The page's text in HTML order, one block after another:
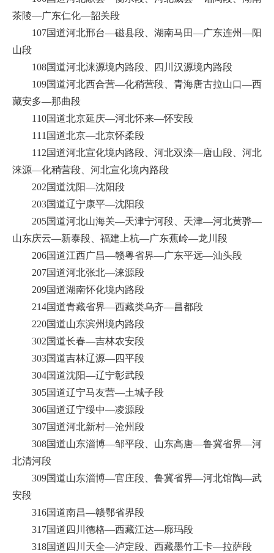
茶陵—广东仁化—韶关段
107国道河北邢台—磁县段、湖南马田—广东连州—阳
山段
108国道河北涞源境内路段、四川汉源境内路段
109国道河北西合营—化稍营段、青海唐古拉山口—西
藏安多—那曲段
110国道北京延庆—河北怀来—怀安段
111国道北京—北京怀柔段
112国道河北宣化境内路段、河北双滦—唐山段、河北
涞源—化稍营段、河北宣化境内路段
202国道沈阳—沈阳段
203国道辽宁康平—沈阳段
205国道河北山海关—天津宁河段、天津—河北黄骅—
山东庆云—新泰段、福建上杭—广东蕉岭—龙川段
206国道江西广昌—赣粤省界—广东平远—汕头段
207国道河北张北—涞源段
209国道湖南怀化境内路段
214国道青藏省界—西藏类乌齐—昌都段
220国道山东滨州境内路段
302国道长春—吉林农安段
303国道吉林辽源—四平段
304国道沈阳—辽宁彰武段
305国道辽宁马友营—土城子段
306国道辽宁绥中—凌源段
307国道河北新村—沧州段
308国道山东淄博—邹平段、山东高唐—鲁冀省界—河
北清河段
309国道山东淄博—官庄段、鲁冀省界—河北馆陶—武
安段
316国道南昌—赣鄂省界段
317国道四川德格—西藏江达—廓玛段
318国道四川天全—泸定段、西藏墨竹工卡—拉萨段